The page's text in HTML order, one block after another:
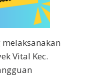
Vital Kec.